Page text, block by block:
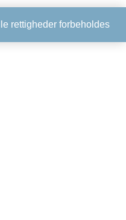
rettigheder forbeholdes